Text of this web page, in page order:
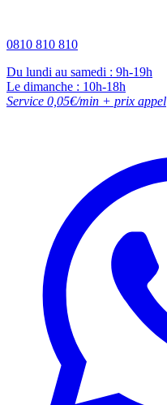
0810 810 810
Du lundi au samedi : 9h-19h
Le dimanche : 10h-18h
Service 0,05€/min + prix appel